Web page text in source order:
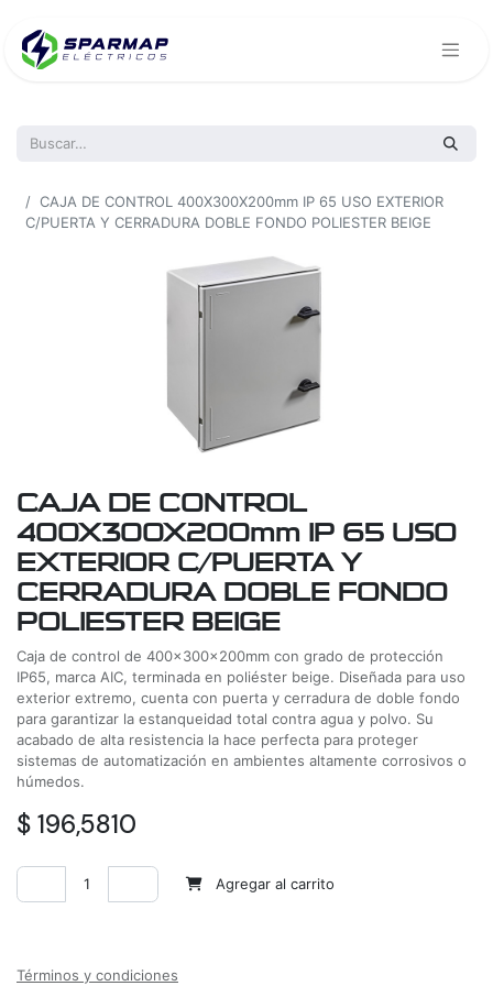
CAJA DE CONTROL 400X300X200mm IP 65 USO EXTERIOR
C/PUERTA Y CERRADURA DOBLE FONDO POLIESTER BEIGE
CAJA DE CONTROL
400X300X200mm IP 65 USO
EXTERIOR C/PUERTA Y
CERRADURA DOBLE FONDO
POLIESTER BEIGE
Caja de control de 400x300x200mm con grado de protección
IP65, marca AIC, terminada en poliéster beige. Diseñada para uso
exterior extremo, cuenta con puerta y cerradura de doble fondo
para garantizar la estanqueidad total contra agua y polvo. Su
acabado de alta resistencia la hace perfecta para proteger
sistemas de automatización en ambientes altamente corrosivos o
húmedos.
$ 196,5810
Agregar al carrito
Términos y condiciones